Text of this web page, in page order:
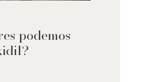
podemos